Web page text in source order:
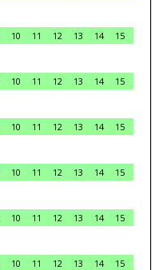
10 11 12 13 14
15
10 11 12 13 14
15
10 11 12 13 14
15
10 11 12 13 14
15
10 11 12 13 14
15
10 11 12 13 14
15